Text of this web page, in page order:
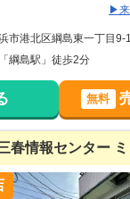
▶来
市港北区綱島東一丁目9-
綱島駅」徒歩2分
無料
春情報センター